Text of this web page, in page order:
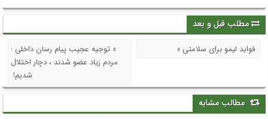
مطلب قبل و بعد
فواید لیمو برای سلامتی »
« توجیه عجیب پیام رسان داخلی :
مردم زیاد عضو شدند ، دچار اختلال
شدیم!
مطالب مشابه